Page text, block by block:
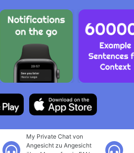
My Private Chat von
Angesicht zu Angesicht